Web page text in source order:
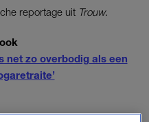
reportage uit Trouw.
net zo overbodig als een